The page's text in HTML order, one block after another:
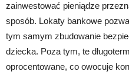
zainwestować pieniądze
sposób. Lokaty bankowe
tym samym zbudowanie
dziecka. Poza tym, te
oprocentowane, co owocuje